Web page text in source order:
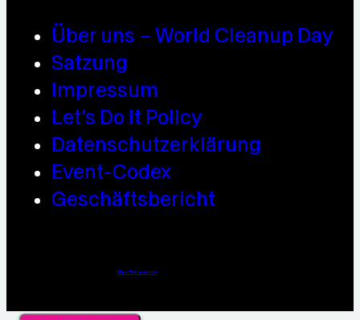
Über uns – World Cleanup Day
Satzung
Impressum
Let’s Do It Policy
Datenschutzerklärung
Event-Codex
Geschäftsbericht
https://linkup.design